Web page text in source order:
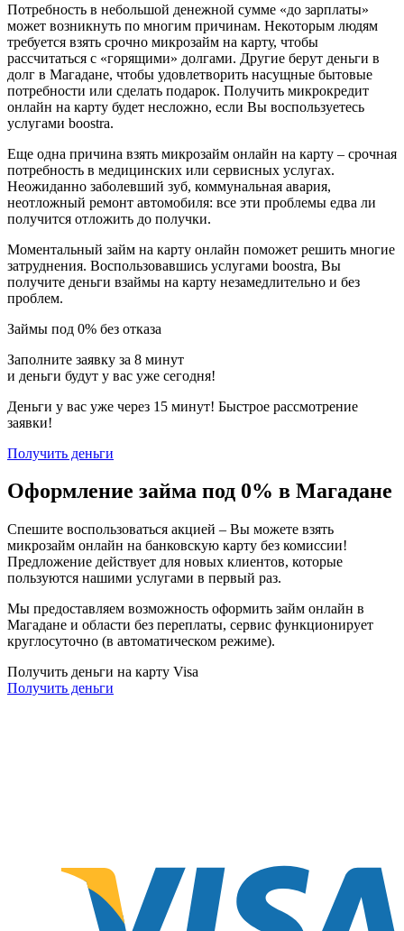
Потребность в небольшой денежной сумме «до зарплаты»
может возникнуть по многим причинам. Некоторым людям
требуется взять срочно микрозайм на карту, чтобы
рассчитаться с «горящими» долгами. Другие берут деньги в
долг в Магадане, чтобы удовлетворить насущные бытовые
потребности или сделать подарок. Получить микрокредит
онлайн на карту будет несложно, если Вы воспользуетесь
услугами boostra.
Еще одна причина взять микрозайм онлайн на карту – срочная
потребность в медицинских или сервисных услугах.
Неожиданно заболевший зуб, коммунальная авария,
неотложный ремонт автомобиля: все эти проблемы едва ли
получится отложить до получки.
Моментальный займ на карту онлайн поможет решить многие
затруднения. Воспользовавшись услугами boostra, Вы
получите деньги взаймы на карту незамедлительно и без
проблем.
Займы под 0% без отказа
Заполните заявку за 8 минут
и деньги будут у вас уже сегодня!
Деньги у вас уже через 15 минут! Быстрое рассмотрение
заявки!
Получить деньги
Оформление займа под 0% в Магадане
Спешите воспользоваться акцией – Вы можете взять
микрозайм онлайн на банковскую карту без комиссии!
Предложение действует для новых клиентов, которые
пользуются нашими услугами в первый раз.
Мы предоставляем возможность оформить займ онлайн в
Магадане и области без переплаты, сервис функционирует
круглосуточно (в автоматическом режиме).
Получить деньги на карту Visa
Получить деньги